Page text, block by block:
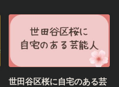
世田谷区桜に自宅のある芸